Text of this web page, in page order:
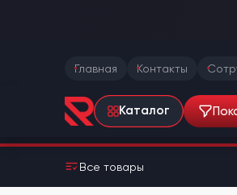
Главная Контакты
Каталог
Все товары